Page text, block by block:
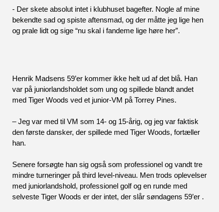
- Der skete absolut intet i klubhuset bagefter. Nogle af mine
bekendte sad og spiste aftensmad, og der måtte jeg lige hen
og prale lidt og sige “nu skal i fandeme lige høre her”.
Henrik Madsens 59’er kommer ikke helt ud af det blå. Han
var på juniorlandsholdet som ung og spillede blandt andet
med Tiger Woods ved et junior-VM på Torrey Pines.
– Jeg var med til VM som 14- og 15-årig, og jeg var faktisk
den første dansker, der spillede med Tiger Woods, fortæller
han.
Senere forsøgte han sig også som professionel og vandt tre
mindre turneringer på third level-niveau. Men trods oplevelser
med juniorlandshold, professionel golf og en runde med
selveste Tiger Woods er der intet, der slår søndagens 59’er .